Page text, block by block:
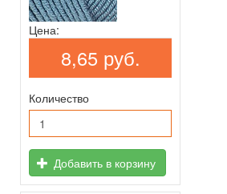
Цена:
8,65 руб.
Количество
Добавить в корзину